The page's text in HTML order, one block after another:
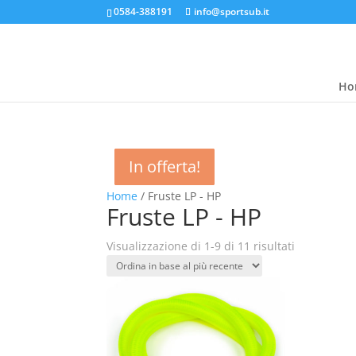
0584-388191 info@sportsub.it
Home / Fruste LP - HP
Fruste LP - HP
Visualizzazione di 1-9 di 11 risultati
In offerta!
In offerta!
In offerta!
In offerta!
In offerta!
In offerta!
In offerta!